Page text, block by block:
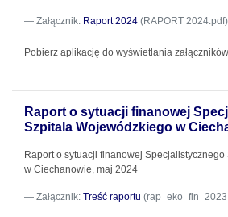
Załącznik: Raport 2024 (RAPORT 2024.pdf)
Pobierz aplikację do wyświetlania
Raport o sytuacji finanowej
Szpitala Wojewódzkiego w
Raport o sytuacji finanowej
w Ciechanowie, maj 2024
Załącznik: Treść raportu